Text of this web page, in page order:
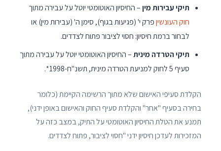
תיקי עבירות מין– החיסיון האוטומטי יוטל על עבירה מתוך
חוק העונשיןפרק י' (פגיעות בגוף), סימן ה' (עבירות מין) או
לבחור ברמת חיסיון: חסוי לציבור פתוח לצדדים.
תיקי הטרדה מינית– החיסיון האוטומטי יוטל על עבירה מתוך
סעיף 5 לחוק למניעת הטרדה מינית, תשנ"ח-1998*.
הקלדת סעיפי האישום שלא מתוך הרשימה הקיימת (כלומר
בחירה בסעיף "אחר" והקלדת סעיף החוק והאישום באופן ידני),
תמנע את הטלת החיסיון האוטומטי על התיק, במצב כזה על
המזכירות לעדכן חיסיון ידני "חסוי לציבור, פתוח לצדדים.